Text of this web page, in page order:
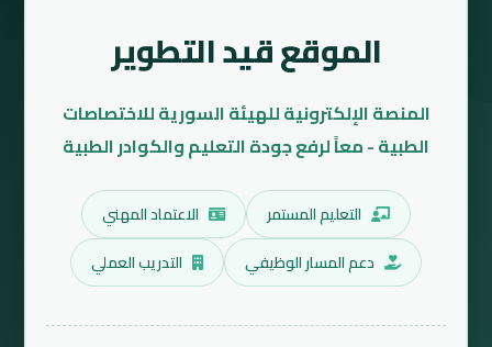
الموقع قيد التطوير
المنصة الإلكترونية للهيئة السورية للاختصاصات
الطبية - معاً لرفع جودة التعليم والكوادر الطبية
التعليم المستمر
الاعتماد المهني
دعم المسار الوظيفي
التدريب العملي